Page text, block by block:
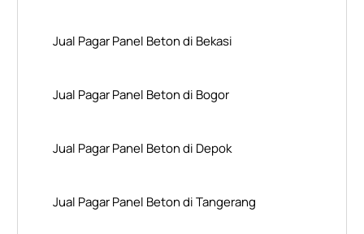
Jual Pagar Panel Beton di Bekasi
Jual Pagar Panel Beton di Bogor
Jual Pagar Panel Beton di Depok
Jual Pagar Panel Beton di Tangerang